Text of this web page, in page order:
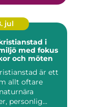
jul
i
med fokus
och möten
är ett
allt oftare
personlig...